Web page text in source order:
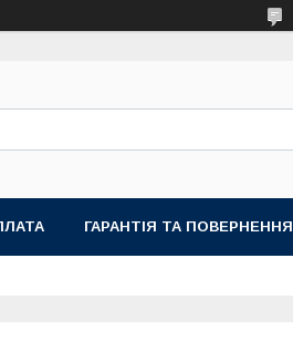
ГАРАНТІЯ ТА ПОВЕРНЕННЯ